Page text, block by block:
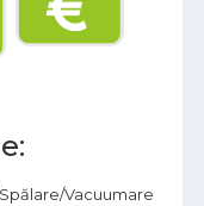
Vacuumare